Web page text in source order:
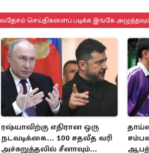
செய்திகளைப் படிக்க இங்கே
ரஷ்யாவிற்கு எதிரான ஒரு
நடவடிக்கை... 100 சதவீத வரி
அச்சுறுத்தலில் சீனாவும்